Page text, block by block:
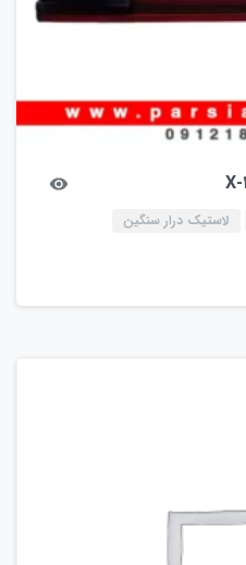
لاستیک درار سنگین